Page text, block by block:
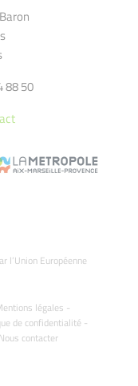
88 50
l’Union Européenne
légales -
de confidentialité -
Nous contacter